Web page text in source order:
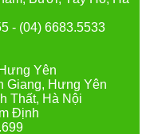
- (04) 6683.5533
Yên
Giang, Hưng Yên
Thất, Hà Nội
Định